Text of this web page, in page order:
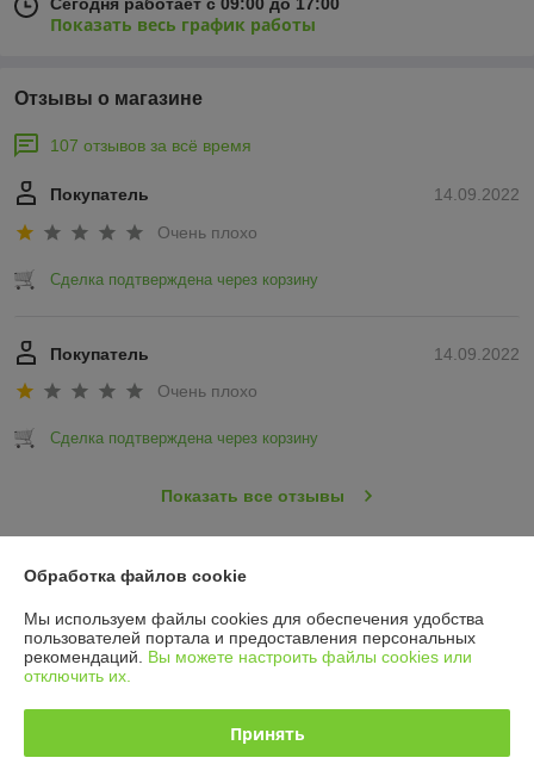
Сегодня работает с 09:00 до 17:00
Показать весь график работы
Отзывы о магазине
107 отзывов за всё время
14.09.2022
Покупатель
Очень плохо
Сделка подтверждена через корзину
14.09.2022
Покупатель
Очень плохо
Сделка подтверждена через корзину
Показать все отзывы
О нас
Контакты
Обработка файлов cookie
Мы используем файлы cookies для обеспечения удобства
пользователей портала и предоставления персональных
рекомендаций. Вы можете настроить файлы cookies или
отключить их.
Принять